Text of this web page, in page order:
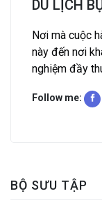
DU LỊCH
Nơi mà cuộc
này đến nơi
nghiệm đầy
Follow me:
BỘ SƯU TẬP